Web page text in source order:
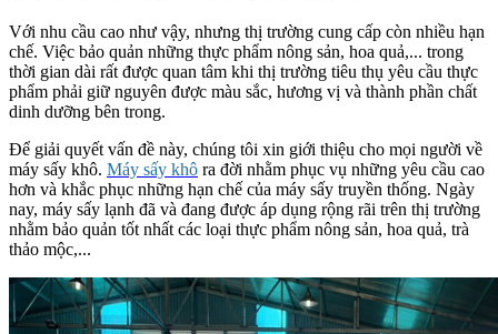
Với nhu cầu cao như vậy, nhưng thị trường cung cấp còn nhiều hạn
chế. Việc bảo quản những thực phẩm nông sản, hoa quả,... trong
thời gian dài rất được quan tâm khi thị trường tiêu thụ yêu cầu thực
phẩm phải giữ nguyên được màu sắc, hương vị và thành phần chất
dinh dưỡng bên trong.
Để giải quyết vấn đề này, chúng tôi xin giới thiệu cho mọi người về
máy sấy khô. Máy sấy khô ra đời nhằm phục vụ những yêu cầu cao
hơn và khắc phục những hạn chế của máy sấy truyền thống. Ngày
nay, máy sấy lạnh đã và đang được áp dụng rộng rãi trên thị trường
nhằm bảo quản tốt nhất các loại thực phẩm nông sản, hoa quả, trà
thảo mộc,...